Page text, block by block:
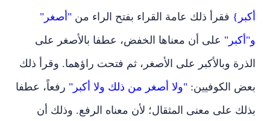
أكبر} فقرأ ذلك عامة القراء بفتح الراء من "أصغر"
و"أكبر" على أن معناها الخفض، عطفا بالأصغر على
الذرة وبالأكبر على الأصغر، ثم فتحت راؤهما. وقرأ ذلك
بعض الكوفيين: "ولا أصغر من ذلك ولا أكبر" رفعاً، عطفا
بذلك على معنى المثقال؛ لأن معناه الرفع. وذلك أن